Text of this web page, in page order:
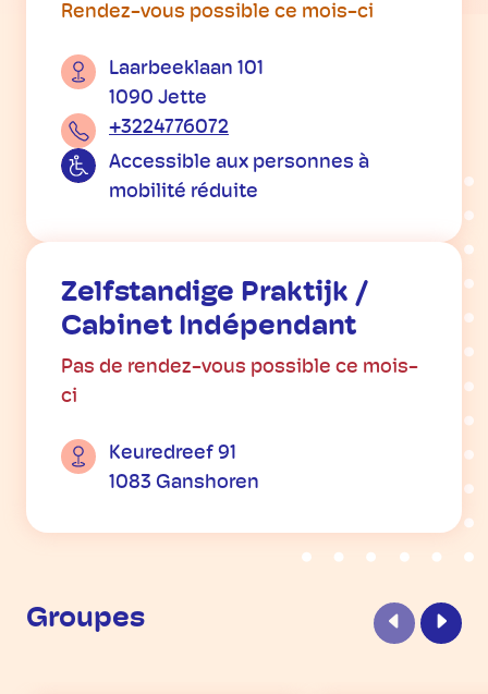
Rendez-vous possible ce mois-ci
Laarbeeklaan 101
1090 Jette
+3224776072
Accessible aux personnes à
mobilité réduite
Zelfstandige Praktijk /
Cabinet Indépendant
Pas de rendez-vous possible ce mois-
ci
Keuredreef 91
1083 Ganshoren
Groupes Précédent